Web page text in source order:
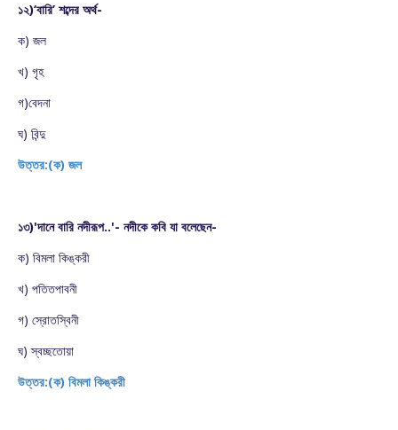
১২)‘বারি’ শব্দের অর্থ-
ক) জল
খ) গৃহ
গ)বেদনা
ঘ) বিন্দু
উত্তর:(ক) জল
১৩)'দানে বারি নদীরূপ..'- নদীকে কবি যা বলেছেন-
ক) বিমলা কিঙ্করী
খ) পতিতপাবনী
গ) স্রোতস্বিনী
ঘ) স্বচ্ছতোয়া
উত্তর:(ক) বিমলা কিঙ্করী